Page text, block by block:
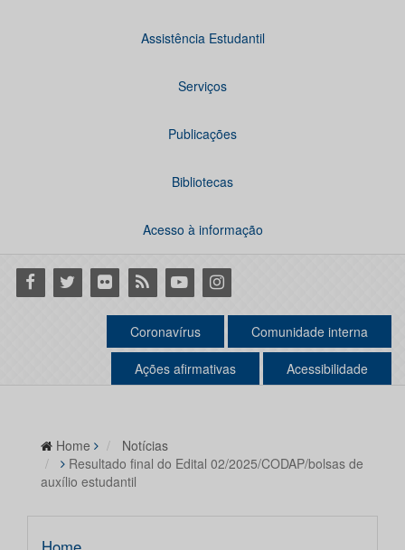
Assistência Estudantil
Serviços
Publicações
Bibliotecas
Acesso à informação
Facebook
Twitter Flickr RSS YoutubeInstagram
Coronavírus Comunidade interna
Ações afirmativas Acessibilidade
Home
Notícias
Resultado final do Edital 02/2025/CODAP/bolsas de
auxílio estudantil